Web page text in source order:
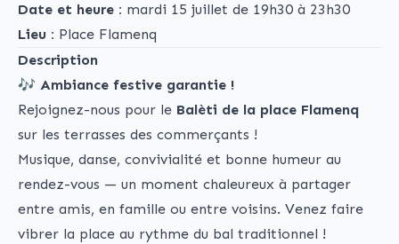
Date et heure : mardi 15 juillet de 19h30 à 23h30
Lieu : Place Flamenq
Description
🎶 Ambiance festive garantie !
Rejoignez-nous pour le Balèti de la place Flamenq
sur les terrasses des commerçants !
Musique, danse, convivialité et bonne humeur au
rendez-vous — un moment chaleureux à partager
entre amis, en famille ou entre voisins. Venez faire
vibrer la place au rythme du bal traditionnel !